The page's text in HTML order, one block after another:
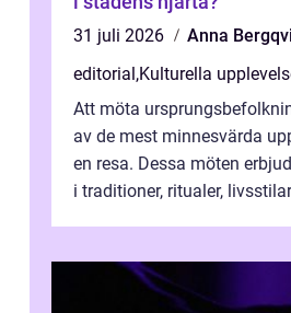
31 juli 2026
Anna
editorial,Kulturella
Att möta
av de mest minnesvärda
en resa. Dessa möten
i traditioner, ritualer,